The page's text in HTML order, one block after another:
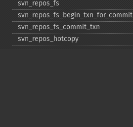
svn_​repos_​fs
svn_​repos_​fs_​begin_​txn_​for_​commit
svn_​repos_​fs_​commit_​txn
svn_​repos_​hotcopy